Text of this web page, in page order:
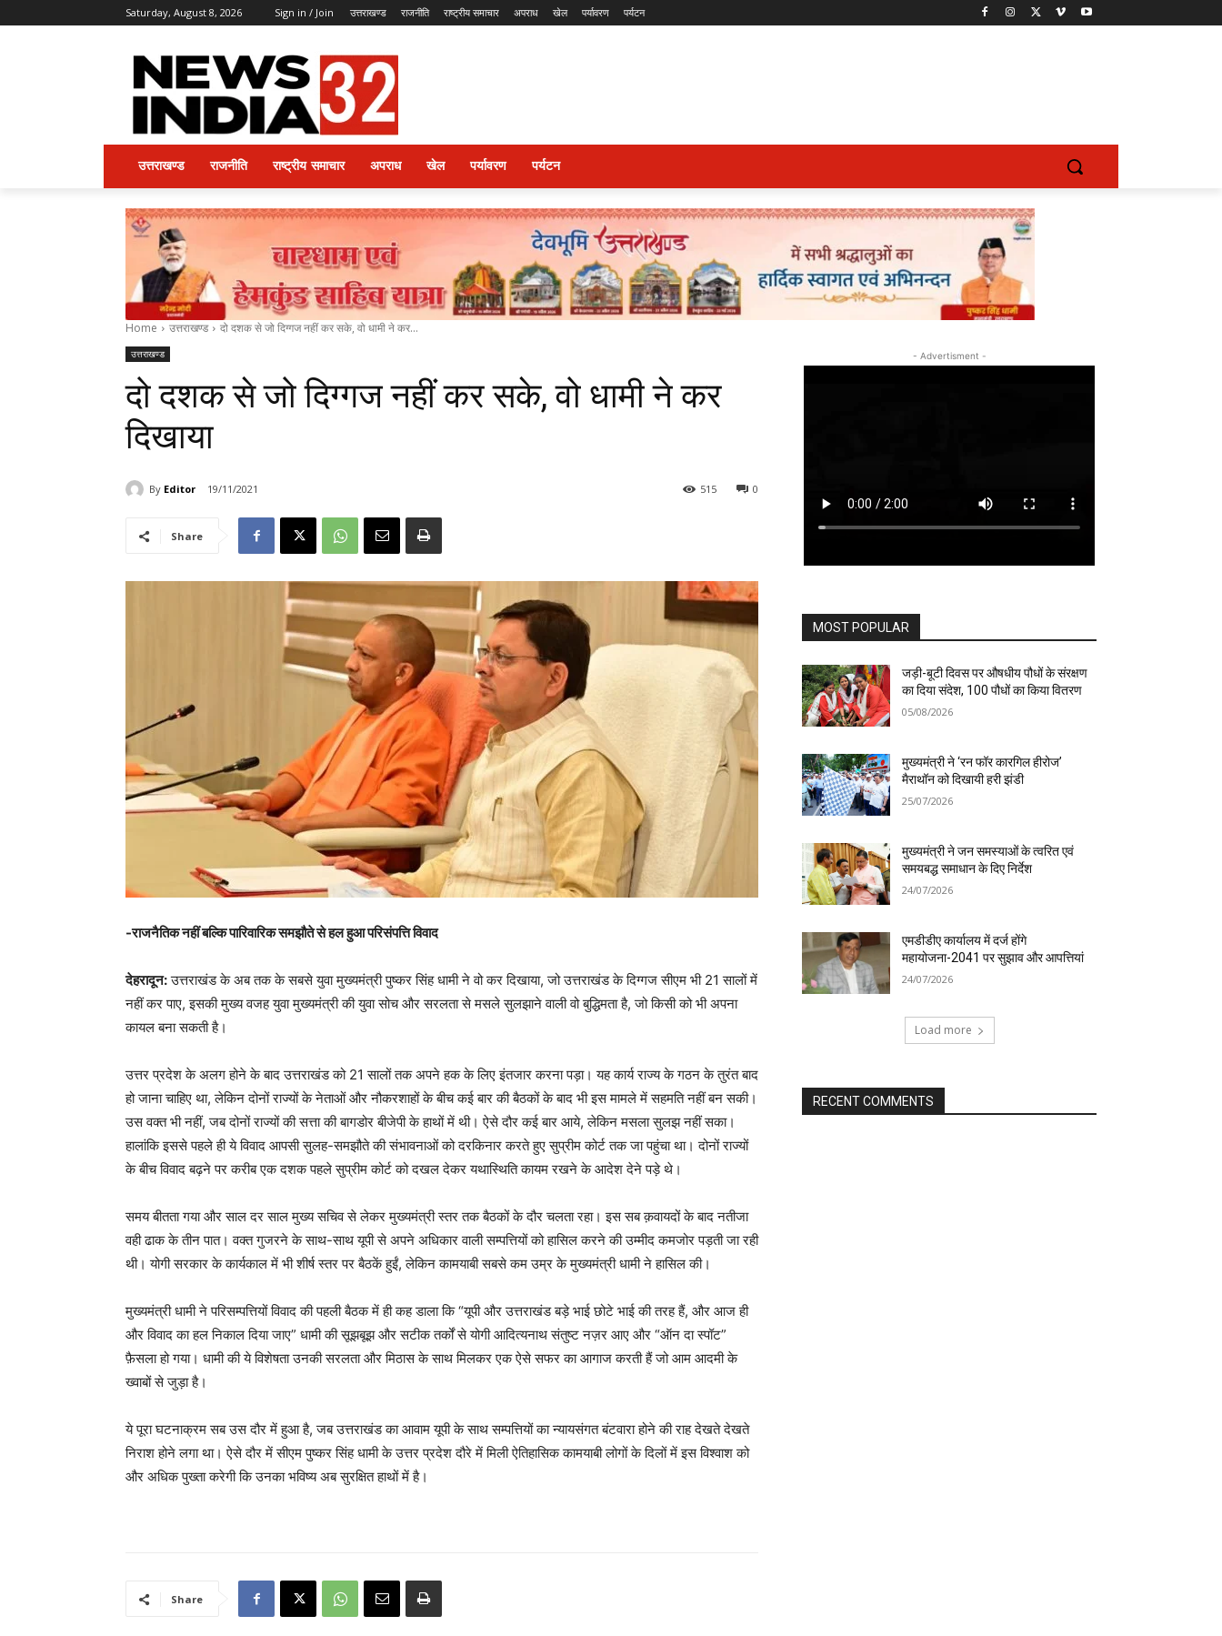
Saturday, August 8, 2026 Sign in / Join उत्तराखण्ड राजनीति राष्ट्रीय समाचार अपराध खेल पर्यावरण पर्यटन
उत्तराखण्ड राजनीति राष्ट्रीय समाचार अपराध खेल पर्यावरण पर्यटन
Home उत्तराखण्ड दो दशक से जो दिग्गज नहीं कर सके, वो धामी ने कर...
उत्तराखण्ड
दो दशक से जो दिग्गज नहीं कर सके, वो धामी ने कर
दिखाया
By Editor 19/11/2021 0
515
Share
-राजनैतिक नहीं बल्कि पारिवारिक समझौते से हल हुआ परिसंपत्ति विवाद
देहरादून:उत्तराखंड के अब तक के सबसे युवा मुख्यमंत्री पुष्कर सिंह धामी ने वो कर दिखाया, जो उत्तराखंड के दिग्गज सीएम भी 21 सालों में
नहीं कर पाए, इसकी मुख्य वजह युवा मुख्यमंत्री की युवा सोच और सरलता से मसले सुलझाने वाली वो बुद्धिमता है, जो किसी को भी अपना
कायल बना सकती है।
उत्तर प्रदेश के अलग होने के बाद उत्तराखंड को 21 सालों तक अपने हक के लिए इंतजार करना पड़ा। यह कार्य राज्य के गठन के तुरंत बाद
हो जाना चाहिए था, लेकिन दोनों राज्यों के नेताओं और नौकरशाहों के बीच कई बार की बैठकों के बाद भी इस मामले में सहमति नहीं बन सकी।
उस वक्त भी नहीं, जब दोनों राज्यों की सत्ता की बागडोर बीजेपी के हाथों में थी। ऐसे दौर कई बार आये, लेकिन मसला सुलझ नहीं सका।
हालांकि इससे पहले ही ये विवाद आपसी सुलह-समझौते की संभावनाओं को दरकिनार करते हुए सुप्रीम कोर्ट तक जा पहुंचा था। दोनों राज्यों
के बीच विवाद बढ़ने पर करीब एक दशक पहले सुप्रीम कोर्ट को दखल देकर यथास्थिति कायम रखने के आदेश देने पड़े थे।
समय बीतता गया और साल दर साल मुख्य सचिव से लेकर मुख्यमंत्री स्तर तक बैठकों के दौर चलता रहा। इस सब क़वायदों के बाद नतीजा
वही ढाक के तीन पात। वक्त गुजरने के साथ-साथ यूपी से अपने अधिकार वाली सम्पत्तियों को हासिल करने की उम्मीद कमजोर पड़ती जा रही
थी। योगी सरकार के कार्यकाल में भी शीर्ष स्तर पर बैठकें हुईं, लेकिन कामयाबी सबसे कम उम्र के मुख्यमंत्री धामी ने हासिल की।
मुख्यमंत्री धामी ने परिसम्पत्तियों विवाद की पहली बैठक में ही कह डाला कि “यूपी और उत्तराखंड बड़े भाई छोटे भाई की तरह हैं, और आज ही
और विवाद का हल निकाल दिया जाए” धामी की सूझबूझ और सटीक तर्कों से योगी आदित्यनाथ संतुष्ट नज़र आए और “ऑन दा स्पॉट”
फ़ैसला हो गया। धामी की ये विशेषता उनकी सरलता और मिठास के साथ मिलकर एक ऐसे सफर का आगाज करती हैं जो आम आदमी के
ख्वाबों से जुड़ा है।
ये पूरा घटनाक्रम सब उस दौर में हुआ है, जब उत्तराखंड का आवाम यूपी के साथ सम्पत्तियों का न्यायसंगत बंटवारा होने की राह देखते देखते
निराश होने लगा था। ऐसे दौर में सीएम पुष्कर सिंह धामी के उत्तर प्रदेश दौरे में मिली ऐतिहासिक कामयाबी लोगों के दिलों में इस विश्वाश को
और अधिक पुख्ता करेगी कि उनका भविष्य अब सुरक्षित हाथों में है।
Share
- Advertisment -
MOST POPULAR
जड़ी-बूटी दिवस पर औषधीय पौधों के संरक्षण
का दिया संदेश, 100 पौधों का किया वितरण
05/08/2026
मुख्यमंत्री ने ‘रन फॉर कारगिल हीरोज’
मैराथॉन को दिखायी हरी झंडी
25/07/2026
मुख्यमंत्री ने जन समस्याओं के त्वरित एवं
समयबद्ध समाधान के दिए निर्देश
24/07/2026
एमडीडीए कार्यालय में दर्ज होंगे
महायोजना-2041 पर सुझाव और आपत्तियां
24/07/2026
Load more
RECENT COMMENTS